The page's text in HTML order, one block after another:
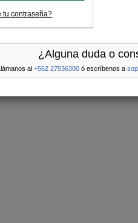
tu contraseña?
¿Alguna duda o
al +562 27536300 ó escríbenos a